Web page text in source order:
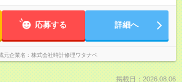
じます。 正社員雇用も相談にのります。
応募する 詳細へ
元企業名 株式会社時計修理ワタナベ
掲載日：2026.08.06